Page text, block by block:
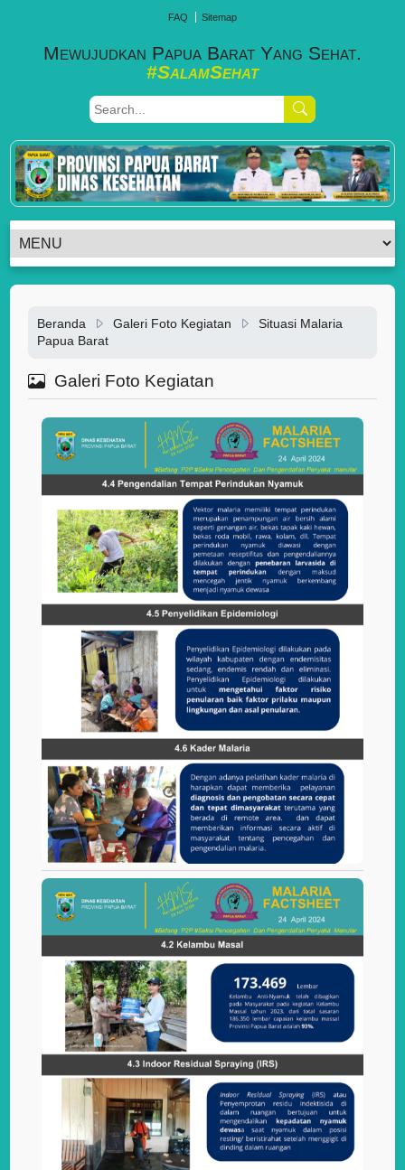
FAQ Sitemap
Mewujudkan Papua Barat Yang Sehat.
#SalamSehat
Beranda Galeri Foto Kegiatan
Situasi Malaria
Papua Barat
Galeri Foto Kegiatan